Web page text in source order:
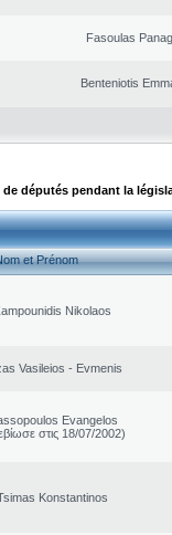
Fasoulas
Benteniotis
de députés pendant la
et Prénom
Nikolaos
Vasileios - Evmenis
Evangelos
στις 18/07/2002)
Konstantinos